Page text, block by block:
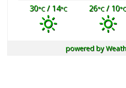
30°C/ 14°C 26°C/ 10
powered by